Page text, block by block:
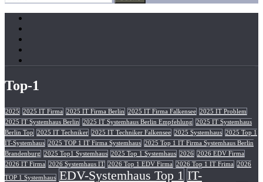
Top-1
2025 2025 IT Firma 2025 IT Firma Berlin 2025 IT Firma Falkensee 2025 IT Problem
2025 IT Systemhaus Berlin
2025 IT Systemhaus Berlin Empfehlung
2025 IT Systemhaus
Berlin Top
2025 IT Techniker 2025 IT Techniker Falkensee 2025 Systemhaus 2025 Top 1
IT-Systemhaus 2025 TOP 1 IT Firma Systemhaus 2025 Top 1 IT Firma Systemhaus Berlin
Brandenburg
2025 Top1 Systemhaus 2025 Top 1 Systemhaus 2026 2026 EDV Firma
2026 IT Firma
2026 Systemhaus IT 2026 Top 1 EDV Firma 2026 Top 1 IT Frima 2026
TOP 1 Systemhaus EDV-Systemhaus Top 1 IT-